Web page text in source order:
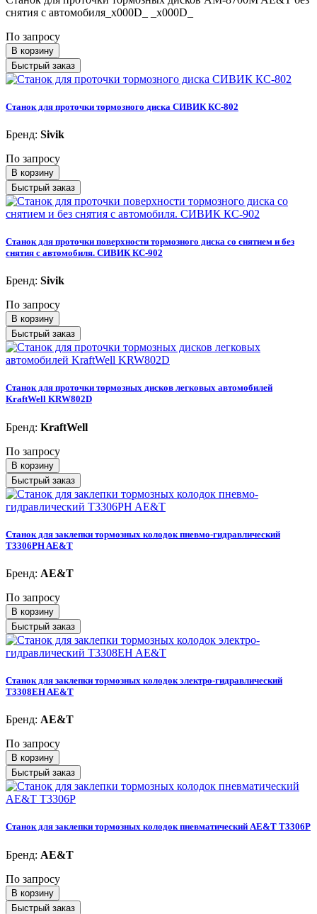
снятия с автомобиля_x000D_ _x000D_
По запросу
В корзину
Быстрый заказ
Станок для проточки тормозного диска СИВИК КС-802
Бренд: Sivik
По запросу
В корзину
Быстрый заказ
Станок для проточки поверхности тормозного диска со снятием и без
снятия с автомобиля. СИВИК КС-902
Бренд: Sivik
По запросу
В корзину
Быстрый заказ
Станок для проточки тормозных дисков легковых автомобилей
KraftWell KRW802D
Бренд: KraftWell
По запросу
В корзину
Быстрый заказ
Станок для заклепки тормозных колодок пневмо-гидравлический
T3306PH AE&T
Бренд: AE&T
По запросу
В корзину
Быстрый заказ
Станок для заклепки тормозных колодок электро-гидравлический
T3308EH AE&T
Бренд: AE&T
По запросу
В корзину
Быстрый заказ
Станок для заклепки тормозных колодок пневматический AE&T T3306P
Бренд: AE&T
По запросу
В корзину
Быстрый заказ